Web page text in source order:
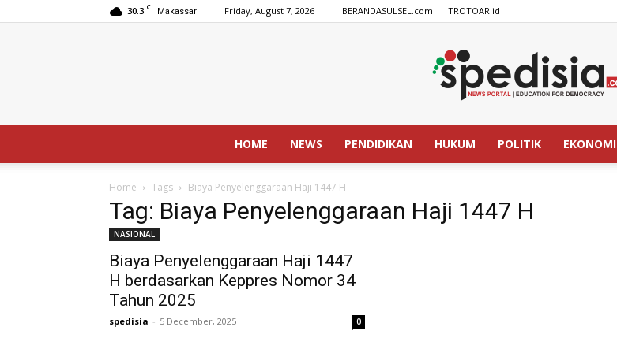
30.3 C Makassar Friday, August 7, 2026 BERANDASULSEL.com TROTOAR.id
SPEDISIA.com
HOME NEWS PENDIDIKAN HUKUM POLITIK EKONOMI
Home Tags Biaya Penyelenggaraan Haji 1447 H
Tag: Biaya Penyelenggaraan Haji 1447 H
NASIONAL
Biaya Penyelenggaraan Haji 1447
H berdasarkan Keppres Nomor 34
Tahun 2025
spedisia - 5 December, 2025 0